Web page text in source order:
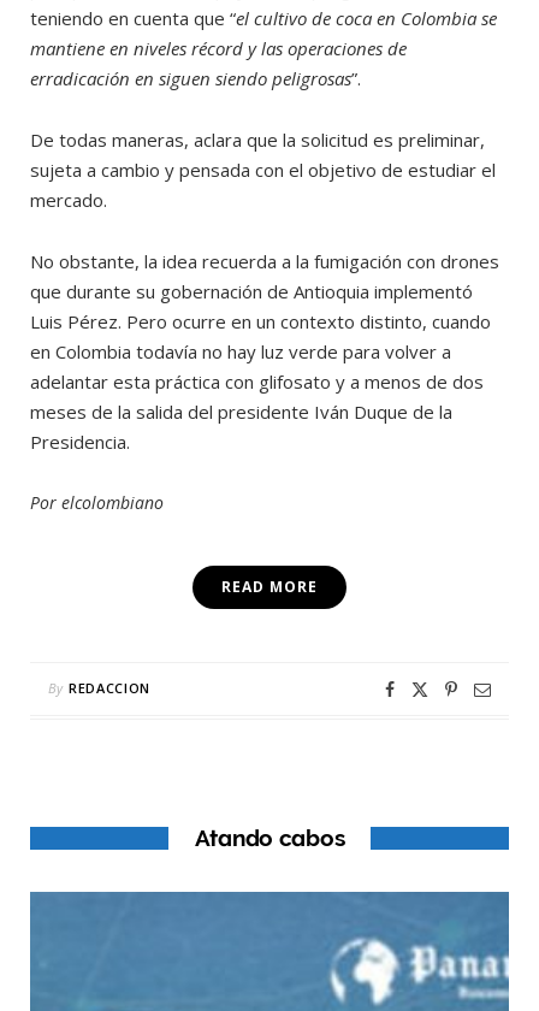
teniendo en cuenta que “el cultivo de coca en Colombia se
mantiene en niveles récord y las operaciones de
erradicación en siguen siendo peligrosas”.
De todas maneras, aclara que la solicitud es preliminar,
sujeta a cambio y pensada con el objetivo de estudiar el
mercado.
No obstante, la idea recuerda a la fumigación con drones
que durante su gobernación de Antioquia implementó
Luis Pérez. Pero ocurre en un contexto distinto, cuando
en Colombia todavía no hay luz verde para volver a
adelantar esta práctica con glifosato y a menos de dos
meses de la salida del presidente Iván Duque de la
Presidencia.
Por elcolombiano
READ MORE
By REDACCION
Atando cabos